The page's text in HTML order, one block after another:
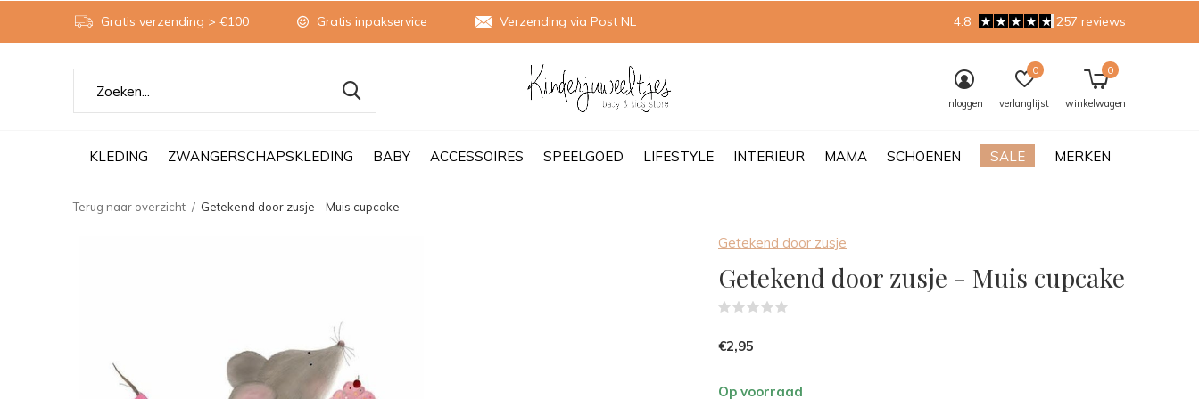
KLEDING ZWANGERSCHAPSKLEDING BABY ACCESSOIRES SPEELGOED LIFESTYLE INTERIEUR MAMA SCHOENEN SALE MERKEN
inloggen verlanglijst
0
winkelwagen
0
Gratis verzending > €100 Gratis inpakservice Verzending via Post NL 4.8 257 reviews
Terug naar overzicht Getekend door zusje - Muis cupcake
Getekend door zusje
Getekend door zusje - Muis cupcake
€2,95
Op voorraad